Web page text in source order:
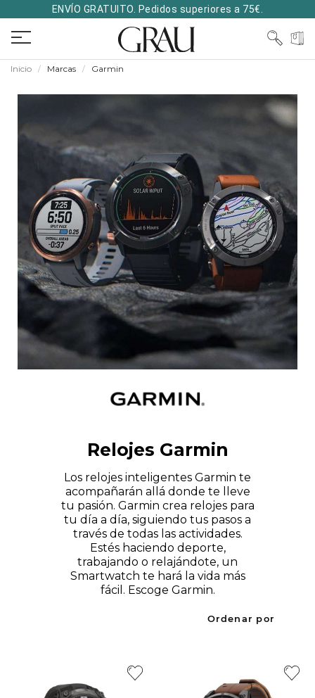
ENVÍO GRATUITO. Pedidos superiores a 75€.
Inicio Marcas Garmin
Relojes Garmin
Los relojes inteligentes Garmin te
acompañarán allá donde te lleve
tu pasión. Garmin crea relojes para
tu día a día, siguiendo tus pasos a
través de todas las actividades.
Estés haciendo deporte,
trabajando o relajándote, un
Smartwatch te hará la vida más
fácil. Escoge Garmin.
Ordenar por